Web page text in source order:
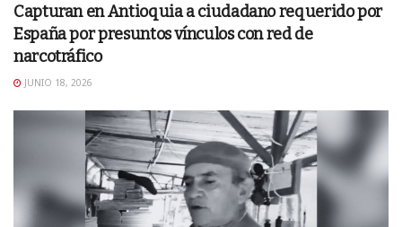
Capturan en Antioquia a ciudadano requerido por
España por presuntos vínculos con red de
narcotráfico
JUNIO 18, 2026